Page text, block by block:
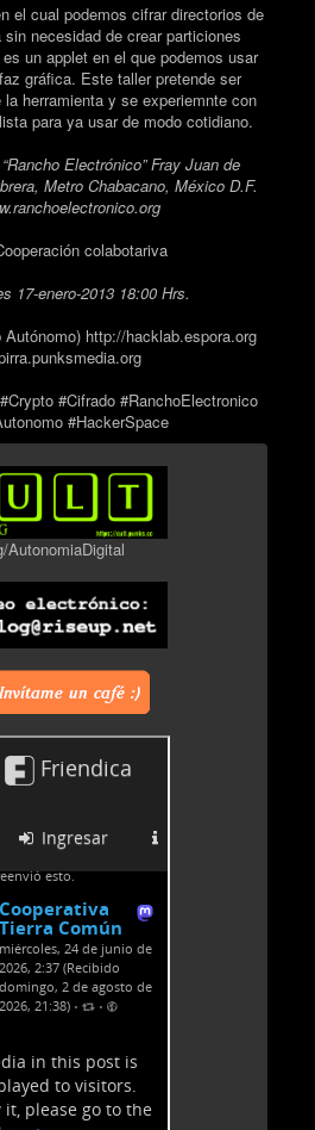
el cual podemos cifrar directorios de
necesidad de crear particiones
un applet en el que podemos usar
gráfica. Este taller pretende ser
herramienta y se experiemnte con
para ya usar de modo cotidiano.
Electrónico” Fray Juan de
Metro Chabacano, México D.F.
colabotariva
17-enero-2013 18:00 Hrs.
http://hacklab.espora.org
#Cifrado #RanchoElectronico
#HackerSpace
AutonomiaDigital